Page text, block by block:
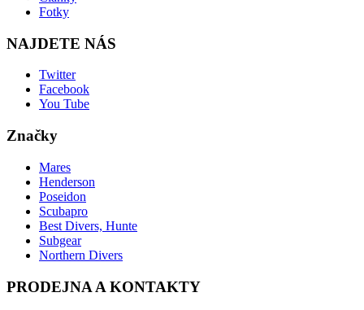
Fotky
NAJDETE NÁS
Twitter
Facebook
You Tube
Značky
Mares
Henderson
Poseidon
Scubapro
Best Divers, Hunte
Subgear
Northern Divers
PRODEJNA A KONTAKTY